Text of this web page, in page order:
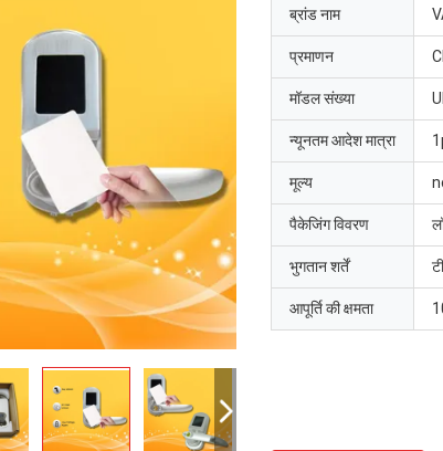
ब्रांड नाम
प्रमाणन
मॉडल संख्या
न्यूनतम आदेश मात्रा
मूल्य
पैकेजिंग विवरण
भुगतान शर्तें
आपूर्ति की क्षमता